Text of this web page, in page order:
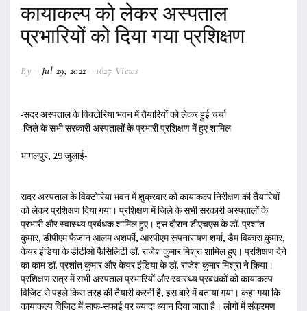
कायाकल्प को लेकर अस्पताल
प्रभारियों को दिया गया प्रशिक्षण
By Jul 29, 2022 1627 Views
-सदर अस्पताल के विक्टोरिया भवन में तैयारियों को लेकर हुई चर्चा
-जिले के सभी सरकारी अस्पतालों के प्रभारी प्रशिक्षण में हुए शामिल
भागलपुर, 29 जुलाई-
सदर अस्पताल के विक्टोरिया भवन में शुक्रवार को कायाकल्प निरीक्षण की तैयारियों
को लेकर प्रशिक्षण दिया गया। प्रशिक्षण में जिले के सभी सरकारी अस्पतालों के
प्रभारी और स्वास्थ्य प्रबंधक शामिल हुए। इस दौरान डीएचएस के डॉ. प्रशांत
कुमार, डीपीएम फैजान आलम अशर्फी, आरपीएम रूपनारायण शर्मा, डैम विकास कुमार,
केयर इंडिया के डीटीओ फैसिलिटी डॉ. राजेश कुमार मिश्रा शामिल हुए। प्रशिक्षण देने
का काम डॉ. प्रशांत कुमार और केयर इंडिया के डॉ. राजेश कुमार मिश्रा ने किया।
प्रशिक्षण सत्र में सभी अस्पताल प्रभारियों और स्वास्थ्य प्रबंधकों को कायाकल्प
विजिट से पहले किस तरह की तैयारी करनी है, इस बारे में बताया गया। कहा गया कि
कायाकल्प विजिट में साफ-सफाई पर ज्यादा ध्यान दिया जाता है। लोगों में संक्रमण